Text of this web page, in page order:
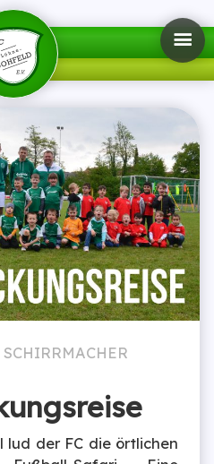
SCHIRRMACHER
lud der FC die örtlichen